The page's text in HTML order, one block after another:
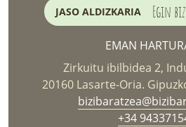
JASO ALDIZKARIA Egin
EMAN
Zirkuitu ibilbidea 2,
20160 Lasarte-Oria.
+34